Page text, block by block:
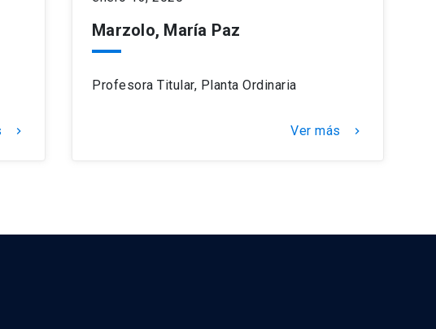
keyboard_arrow_right
Marzolo, María Paz
Profesora Titular, Planta Ordinaria
Ver más keyboard_arrow_right